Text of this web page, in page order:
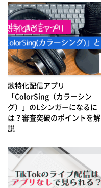
歌特化配信アプリ
「ColorSing（カラーシン
グ）」のLシンガーになるに
は？審査突破のポイントを解
説